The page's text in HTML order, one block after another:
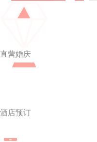
直营婚庆
酒店预订